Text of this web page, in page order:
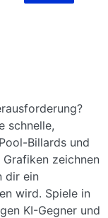
schnelle,
Billards und
zeichnen
dir ein
wird. Spiele in
KI-Gegner und